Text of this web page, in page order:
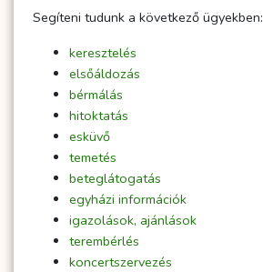
Segíteni tudunk a következő ügyekben:
keresztelés
elsőáldozás
bérmálás
hitoktatás
esküvő
temetés
beteglátogatás
egyházi információk
igazolások, ajánlások
terembérlés
koncertszervezés